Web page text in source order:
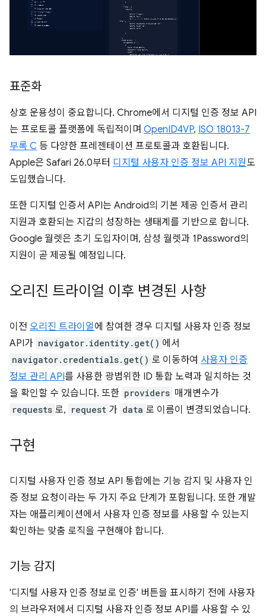
표준화
상호 운용성이 중요합니다. Chrome에서 디지털 인증 정보 API
는 프로토콜 플랫폼에 독립적이며 OpenID4VP, ISO 18013-7
부록 C 등 다양한 프레젠테이션 프로토콜과 호환됩니다.
Apple은 Safari 26.0부터 디지털 사용자 인증 정보 API 지원도
도입했습니다.
또한 디지털 인증서 API는 Android의 기본 제공 인증서 관리
지원과 호환되는 지갑의 성장하는 생태계를 기반으로 합니다.
Google 월렛은 초기 도입자이며, 삼성 월렛과 1Password의
지원이 곧 제공될 예정입니다.
오리진 트라이얼 이후 변경된 사항
이전 오리진 트라이얼에 참여한 경우 디지털 사용자 인증 정보
API가 navigator.identity.get() 에서
navigator.credentials.get() 로 이동하여 사용자 인증
정보 관리 API를 사용한 광범위한 ID 통합 노력과 일치하는 것
을 확인할 수 있습니다. 또한 providers 매개변수가
requests 로, request 가 data 로 이름이 변경되었습니다.
구현
디지털 사용자 인증 정보 API 통합에는 기능 감지 및 사용자 인
증 정보 요청이라는 두 가지 주요 단계가 포함됩니다. 또한 개발
자는 애플리케이션에서 사용자 인증 정보를 사용할 수 있는지
확인하는 맞춤 로직을 구현해야 합니다.
기능 감지
'디지털 사용자 인증 정보로 인증' 버튼을 표시하기 전에 사용자
의 브라우저에서 디지털 사용자 인증 정보 API를 사용할 수 있